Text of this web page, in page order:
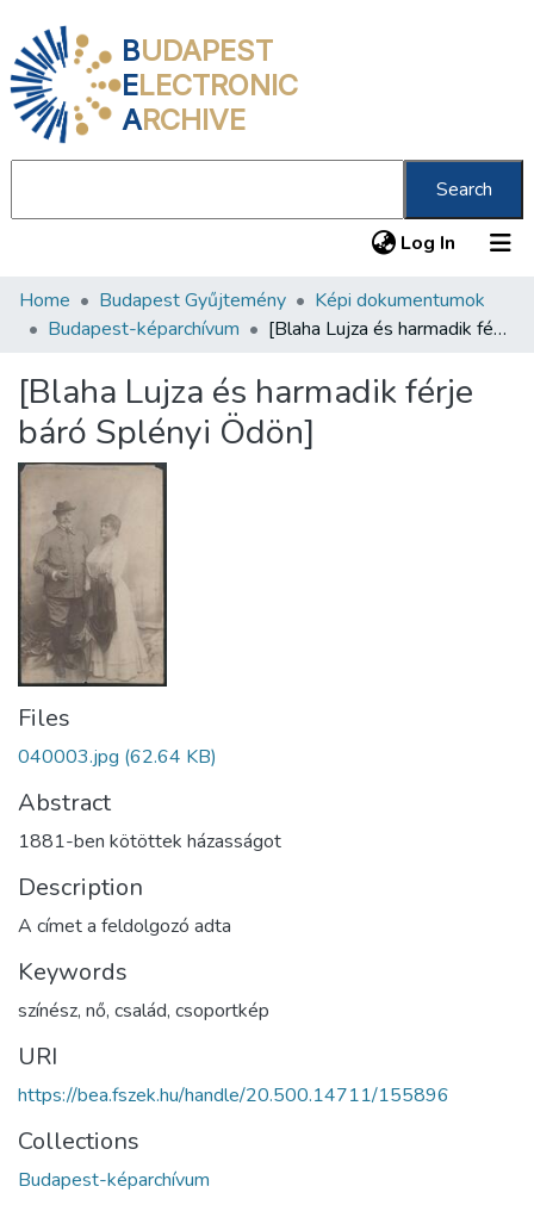
BUDAPEST
ELECTRONIC
ARCHIVE
Search
Log In (current)
Communities & Collections
Statistics
About us
Home Budapest Gyűjtemény
Képi dokumentumok
Budapest-képarchívum
[Blaha Lujza és harmadik férje báró Splényi Ödön]
[Blaha Lujza és harmadik férje
báró Splényi Ödön]
Files
040003.jpg (62.64 KB)
Abstract
1881-ben kötöttek házasságot
Description
A címet a feldolgozó adta
Keywords
színész, nő, család, csoportkép
URI
https://bea.fszek.hu/handle/20.500.14711/155896
Collections
Budapest-képarchívum